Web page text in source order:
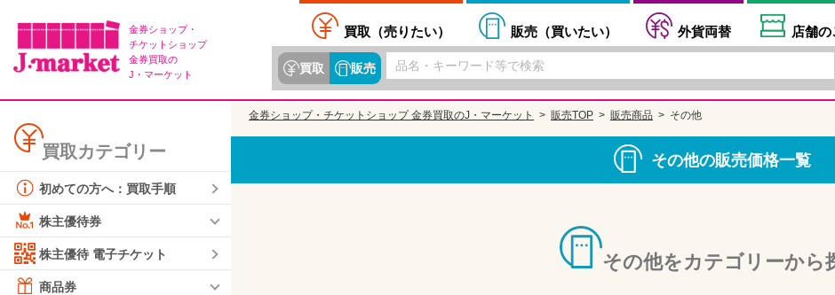
金券ショップ・
チケットショップ
金券買取の
J・マーケット
買取（売りたい） 販売（買いたい） 外貨両替 店舗の
買取 販売
買取カテゴリー
初めての方へ：買取手順
株主優待券
株主優待 電子チケット
商品券
金券ショップ・チケットショップ 金券買取のJ・マーケット 販売TOP 販売商品 その他
その他の販売価格一覧
その他をカテゴリーから